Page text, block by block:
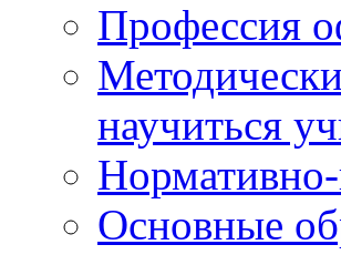
Профессия
научиться
Основные